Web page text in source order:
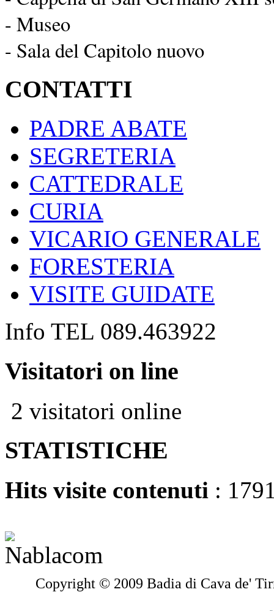
- Museo
- Sala del Capitolo nuovo
CONTATTI
PADRE ABATE
SEGRETERIA
CATTEDRALE
CURIA
VICARIO GENERALE
FORESTERIA
VISITE GUIDATE
Info TEL 089.463922
Visitatori on line
2 visitatori online
STATISTICHE
Hits visite contenuti :
Copyright © 2009 Badia di Cava de'